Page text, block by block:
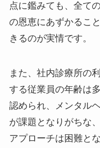
点に鑑みても、全て
の恩恵にあずかるこ
きるのが実情です。
また、社内診療所の
する従業員の年齢は
認められ、メンタル
が課題となりがちな
アプローチは困難と